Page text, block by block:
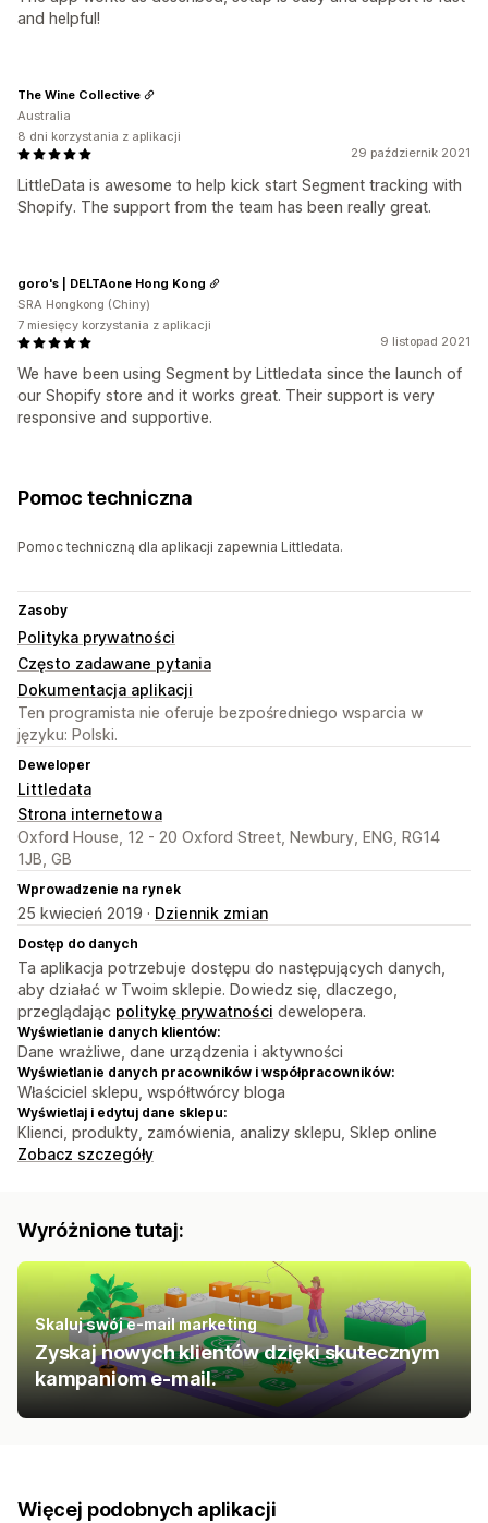
and helpful!
29 październik 2021
LittleData is awesome to help kick start Segment tracking with
Shopify. The support from the team has been really great.
The Wine Collective
Australia
8 dni korzystania z aplikacji
9 listopad 2021
We have been using Segment by Littledata since the launch of
our Shopify store and it works great. Their support is very
responsive and supportive.
goro's | DELTAone Hong Kong
SRA Hongkong (Chiny)
7 miesięcy korzystania z aplikacji
Pomoc techniczna
Pomoc techniczną dla aplikacji zapewnia Littledata.
Zasoby
Polityka prywatności
Często zadawane pytania
Dokumentacja aplikacji
Ten programista nie oferuje bezpośredniego wsparcia w
języku: Polski.
Deweloper
Littledata
Strona internetowa
Oxford House, 12 - 20 Oxford Street, Newbury, ENG, RG14
1JB, GB
Wprowadzenie na rynek
25 kwiecień 2019 · Dziennik zmian
Dostęp do danych
Ta aplikacja potrzebuje dostępu do następujących danych,
aby działać w Twoim sklepie. Dowiedz się, dlaczego,
przeglądając politykę prywatności dewelopera.
Wyświetlanie danych klientów:
Dane wrażliwe, dane urządzenia i aktywności
Wyświetlanie danych pracowników i współpracowników:
Właściciel sklepu, współtwórcy bloga
Wyświetlaj i edytuj dane sklepu:
Klienci, produkty, zamówienia, analizy sklepu, Sklep online
Zobacz szczegóły
Wyróżnione tutaj:
Skaluj swój e-mail marketing
Zyskaj nowych klientów dzięki skutecznym
kampaniom e-mail.
Więcej podobnych aplikacji